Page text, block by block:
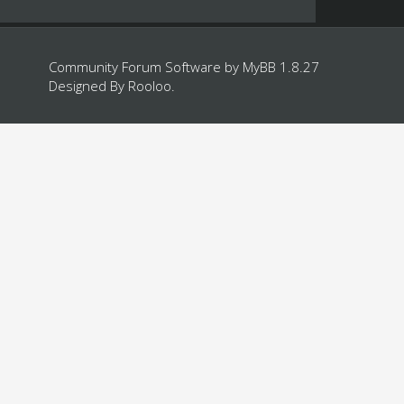
Community Forum Software by MyBB 1.8.27
Designed By Rooloo.